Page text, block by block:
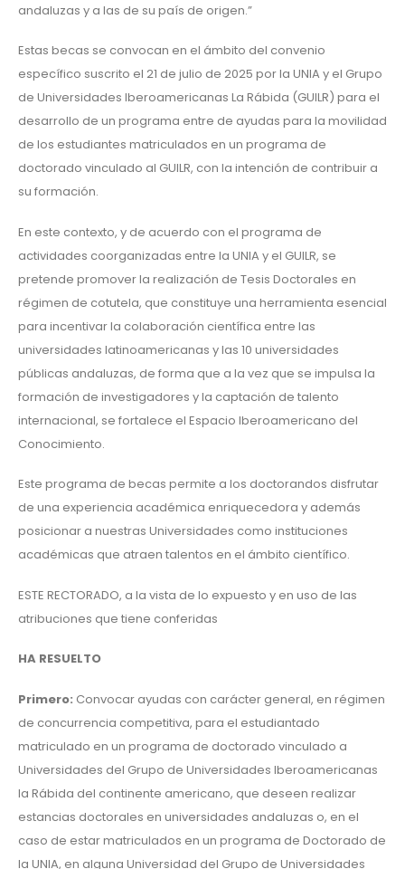
andaluzas y a las de su país de origen.”
Estas becas se convocan en el ámbito del convenio
específico suscrito el 21 de julio de 2025 por la UNIA y el Grupo
de Universidades Iberoamericanas La Rábida (GUILR) para el
desarrollo de un programa entre de ayudas para la movilidad
de los estudiantes matriculados en un programa de
doctorado vinculado al GUILR, con la intención de contribuir a
su formación.
En este contexto, y de acuerdo con el programa de
actividades coorganizadas entre la UNIA y el GUILR, se
pretende promover la realización de Tesis Doctorales en
régimen de cotutela, que constituye una herramienta esencial
para incentivar la colaboración científica entre las
universidades latinoamericanas y las 10 universidades
públicas andaluzas, de forma que a la vez que se impulsa la
formación de investigadores y la captación de talento
internacional, se fortalece el Espacio Iberoamericano del
Conocimiento.
Este programa de becas permite a los doctorandos disfrutar
de una experiencia académica enriquecedora y además
posicionar a nuestras Universidades como instituciones
académicas que atraen talentos en el ámbito científico.
ESTE RECTORADO, a la vista de lo expuesto y en uso de las
atribuciones que tiene conferidas
HA RESUELTO
Primero: Convocar ayudas con carácter general, en régimen
de concurrencia competitiva, para el estudiantado
matriculado en un programa de doctorado vinculado a
Universidades del Grupo de Universidades Iberoamericanas
la Rábida del continente americano, que deseen realizar
estancias doctorales en universidades andaluzas o, en el
caso de estar matriculados en un programa de Doctorado de
la UNIA, en alguna Universidad del Grupo de Universidades